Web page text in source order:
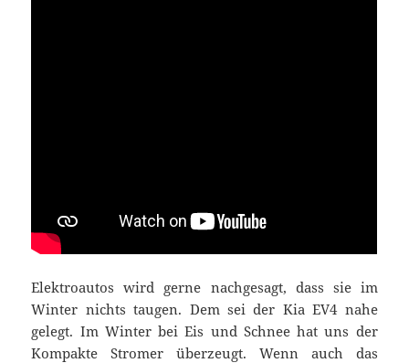
Elektroautos wird gerne nachgesagt, dass sie im
Winter nichts taugen. Dem sei der Kia EV4 nahe
gelegt. Im Winter bei Eis und Schnee hat uns der
Kompakte Stromer überzeugt. Wenn auch das